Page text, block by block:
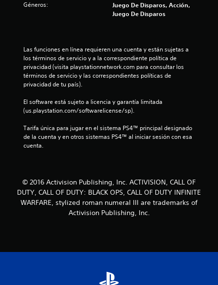
Géneros:
Juego De Disparos, Acción,
Juego De Disparos
Las funciones en línea requieren una cuenta y están sujetas a
los términos de servicio y a la correspondiente política de
privacidad (visita playstationnetwork.com para consultar los
términos de servicio y las correspondientes políticas de
privacidad de tu país).
El software está sujeto a licencia y garantía limitada
(us.playstation.com/softwarelicense/sp).
Tarifa única para jugar en el sistema PS4™ principal designado
de la cuenta y en otros sistemas PS4™ al iniciar sesión con esa
cuenta.
© 2016 Activision Publishing, Inc. ACTIVISION, CALL OF
DUTY, CALL OF DUTY: BLACK OPS, CALL OF DUTY INFINITE
WARFARE, stylized roman numeral III are trademarks of
Activision Publishing, Inc.